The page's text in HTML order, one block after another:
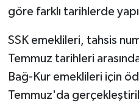
göre farklı tarihlerde
SSK emeklileri, tahsis
Temmuz tarihleri arasında
Bağ-Kur emeklileri için
Temmuz'da